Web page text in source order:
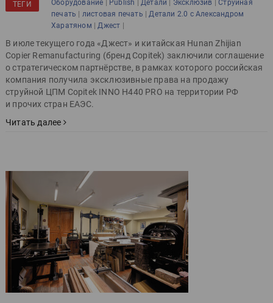
ТЕГИ Оборудование Publish |Детали Эксклюзив |Струйная
печать | листовая печать |Детали 2.0 с Александром
Харатяном |Джест |
В июле текущего года «Джест» и китайская Hunan Zhijian
Copier Remanufacturing (бренд Copitek) заключили соглашение
о стратегическом партнёрстве, в рамках которого российская
компания получила эксклюзивные права на продажу
струйной ЦПМ Copitek INNO H440 PRO на территории РФ
и прочих стран ЕАЭС.
Читать далее